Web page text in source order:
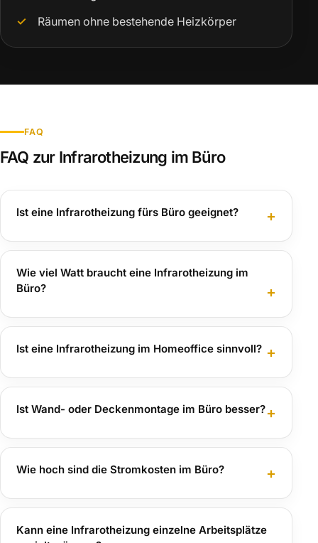
Räumen ohne bestehende Heizkörper
FAQ
FAQ zur Infrarotheizung im Büro
Ist eine Infrarotheizung fürs Büro geeignet?
Wie viel Watt braucht eine Infrarotheizung im
Büro?
Ist eine Infrarotheizung im Homeoffice sinnvoll?
Ist Wand- oder Deckenmontage im Büro besser?
Wie hoch sind die Stromkosten im Büro?
Kann eine Infrarotheizung einzelne Arbeitsplätze